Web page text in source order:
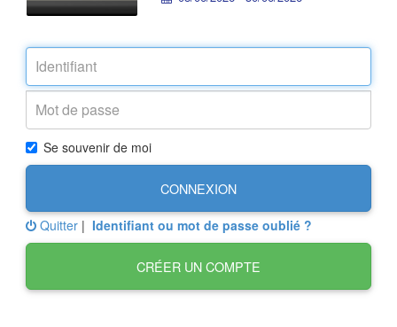
Se souvenir de moi
CONNEXION
Quitter | Identifiant ou mot de passe oublié ?
CRÉER UN COMPTE